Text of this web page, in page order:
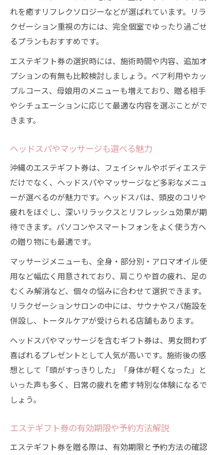
れを癒すリフレクソロジーなどが選ばれています。リラ
クゼーション重視の方には、完全個室でゆったり過ごせ
るプランもおすすめです。
エステギフト券の選択時には、施術時間や内容、追加オ
プションの有無も比較検討しましょう。ペア利用やカッ
プルコース、母娘用のメニューも増えており、贈る相手
やシチュエーションに応じて最適な内容を選ぶことがで
きます。
ヘッドスパやマッサージも選べる魅力
沖縄のエステギフト券は、フェイシャルやボディエステ
だけでなく、ヘッドスパやマッサージなど多彩なメニュ
ーが選べるのが魅力です。ヘッドスパは、頭皮のコリや
疲れをほぐし、深いリラックスとリフレッシュ効果が期
待できます。パソコンやスマートフォンをよく使う方へ
の贈り物にも最適です。
マッサージメニューも、全身・部分別・アロマオイル使
用など幅広く用意されており、肩こりや首の疲れ、足の
むくみ解消など、個々の悩みに合わせて選択できます。
リラクゼーションサロンの中には、サウナやスパ施設を
併設し、トータルケアが受けられる店舗もあります。
ヘッドスパやマッサージを含むギフト券は、男女問わず
喜ばれるプレゼントとして人気が高いです。施術後の感
想として「頭がすっきりした」「身体が軽くなった」と
いった声も多く、日常の疲れを癒す特別な体験になるで
しょう。
エステギフト券の有効期限や予約方法解説
エステギフト券を贈る際は、有効期限と予約方法の確認